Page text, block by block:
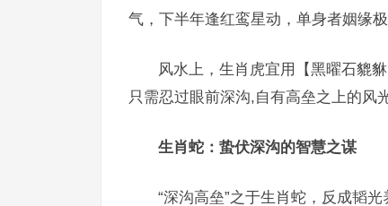
气，下半年逢红鸾星动，单身者姻缘
风水上，生肖虎宜用【黑曜石貔
只需忍过眼前深沟,自有高垒之上的风光
生肖蛇：蛰伏深沟的智慧之谋
“深沟高垒”之于生肖蛇，反成韬